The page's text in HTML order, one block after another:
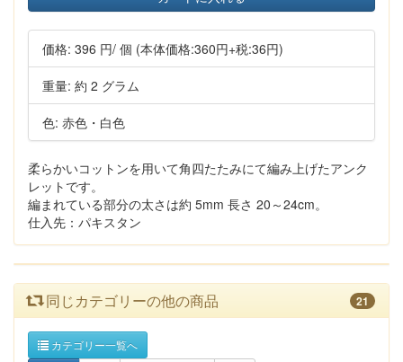
価格: 396 円/ 個 (本体価格:360円+税:36円)
重量: 約 2 グラム
色: 赤色・白色
柔らかいコットンを用いて角四たたみにて編み上げたアンク
レットです。
編まれている部分の太さは約 5mm 長さ 20～24cm。
仕入先：パキスタン
同じカテゴリーの他の商品 21
カテゴリー一覧へ